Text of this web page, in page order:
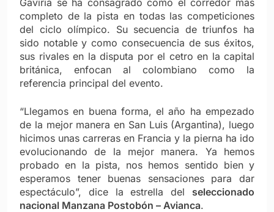
completo de la pista en todas las competiciones
del ciclo olímpico. Su secuencia de triunfos ha
sido notable y como consecuencia de sus éxitos,
sus rivales en la disputa por el cetro en la capital
británica, enfocan al colombiano como la
referencia principal del evento.
“Llegamos en buena forma, el año ha empezado
de la mejor manera en San Luis (Argantina), luego
hicimos unas carreras en Francia y la pierna ha ido
evolucionando de la mejor manera. Ya hemos
probado en la pista, nos hemos sentido bien y
esperamos tener buenas sensaciones para dar
espectáculo”, dice la estrella del seleccionado
nacional Manzana Postobón – Avianca.